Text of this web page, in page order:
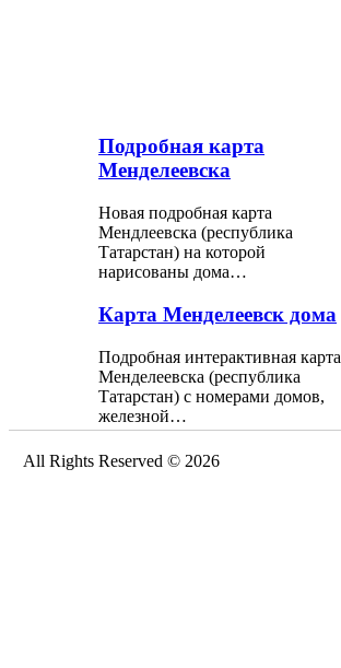
Подробная карта
Менделеевска
Новая подробная карта
Мендлеевска (республика
Татарстан) на которой
нарисованы дома…
Карта Менделеевск дома
Подробная интерактивная карта
Менделеевска (республика
Татарстан) с номерами домов,
железной…
All Rights Reserved © 2026